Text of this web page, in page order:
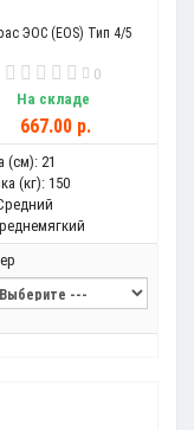
ЭОС (EOS) Тип 4/5
0
На складе
667.00 р.
(см): 21
(кг): 150